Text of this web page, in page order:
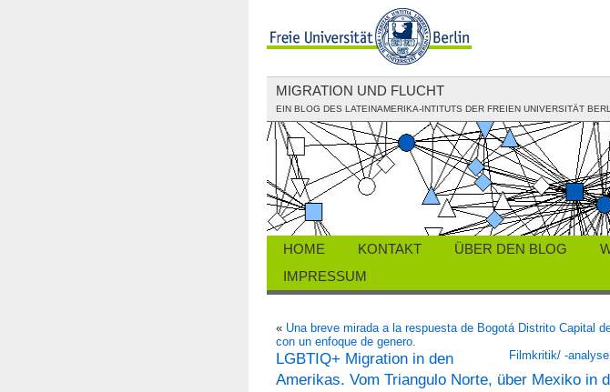
MIGRATION UND FLUCHT
EIN BLOG DES LATEINAMERIKA-INTITUTS DER FREIEN UNIVERSITÄT
HOME KONTAKT ÜBER DEN BLOG
IMPRESSUM
« Una breve mirada a la respuesta de Bogotá Distrito Capital
con un enfoque de genero.
Filmkritik/ -
LGBTIQ+ Migration in den
Amerikas. Vom Triangulo Norte, über Mexiko in